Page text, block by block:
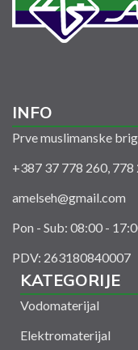
INFO
Prve muslimanske
+387 37 778 260, 778
amelseh@gmail.com
Pon - Sub: 08:00 -
PDV: 263180840007
KATEGORIJE
Vodomaterijal
Elektromaterijal